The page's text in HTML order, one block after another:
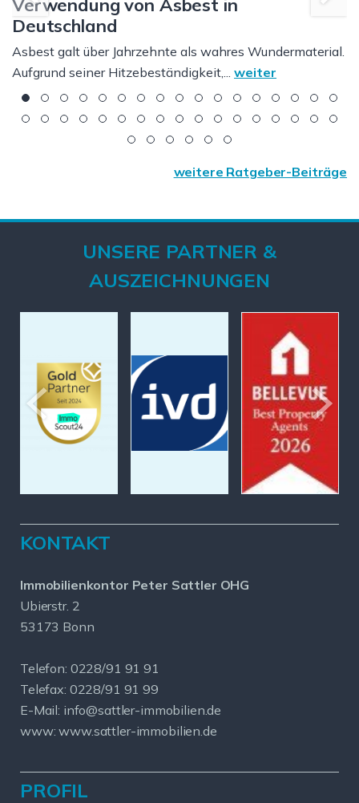
Verwendung von Asbest in
Deutschland
Asbest galt über Jahrzehnte als wahres Wundermaterial.
Aufgrund seiner Hitzebeständigkeit,... weiter
weitere Ratgeber-Beiträge
UNSERE PARTNER &
AUSZEICHNUNGEN
KONTAKT
Immobilienkontor Peter Sattler OHG
Ubierstr. 2
53173 Bonn
Telefon: 0228/91 91 91
Telefax: 0228/91 91 99
E-Mail: info@sattler-immobilien.de
www: www.sattler-immobilien.de
PROFIL